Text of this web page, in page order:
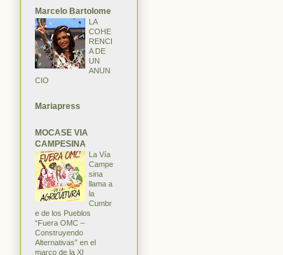
Marcelo Bartolome
LA
COHE
RENCI
A DE
UN
ANUN
CIO
Mariapress
MOCASE VIA
CAMPESINA
La Vía
Campe
sina
llama a
la
Cumbr
e de los Pueblos
“Fuera OMC –
Construyendo
Alternativas” en el
marco de la XI